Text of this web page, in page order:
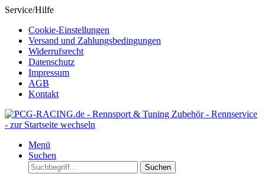
Service/Hilfe
Cookie-Einstellungen
Versand und Zahlungsbedingungen
Widerrufsrecht
Datenschutz
Impressum
AGB
Kontakt
Menü
Suchen
Suchen